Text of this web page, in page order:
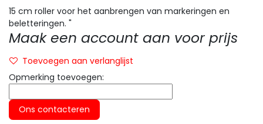
15 cm roller voor het aanbrengen van markeringen en
beletteringen. "
Maak een account aan voor prijs
Toevoegen aan verlanglijst
Opmerking toevoegen:
Ons contacteren